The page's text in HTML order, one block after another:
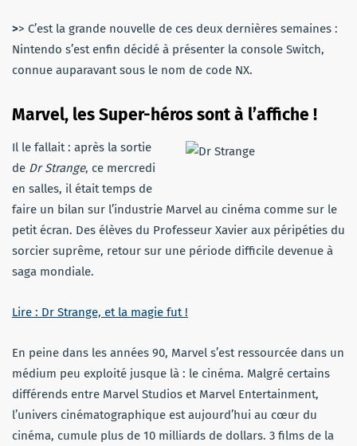
>> C’est la grande nouvelle de ces deux dernières semaines :
Nintendo s’est enfin décidé à présenter la console Switch,
connue auparavant sous le nom de code NX.
Marvel, les Super-héros sont à l’affiche !
Il le fallait : après la sortie
de Dr Strange, ce mercredi
en salles, il était temps de
faire un bilan sur l’industrie Marvel au cinéma comme sur le
petit écran. Des élèves du Professeur Xavier aux péripéties du
sorcier suprême, retour sur une période difficile devenue à
saga mondiale.
Lire : Dr Strange, et la magie fut !
En peine dans les années 90, Marvel s’est ressourcée dans un
médium peu exploité jusque là : le cinéma. Malgré certains
différends entre Marvel Studios et Marvel Entertainment,
l’univers cinématographique est aujourd’hui au cœur du
cinéma, cumule plus de 10 milliards de dollars. 3 films de la